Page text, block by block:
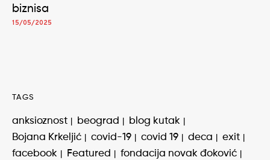
biznisa
15/05/2025
TAGS
anksioznost beograd
blog kutak
Bojana Krkeljić
covid-19 covid 19 deca
exit
facebook
Featured
fondacija novak đoković